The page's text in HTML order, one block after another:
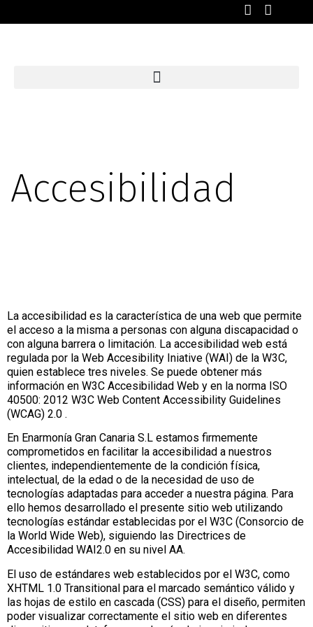
Accesibilidad
La accesibilidad es la característica de una web que permite
el acceso a la misma a personas con alguna discapacidad o
con alguna barrera o limitación. La accesibilidad web está
regulada por la Web Accesibility Iniative (WAI) de la W3C,
quien establece tres niveles. Se puede obtener más
información en W3C Accesibilidad Web y en la norma ISO
40500: 2012 W3C Web Content Accessibility Guidelines
(WCAG) 2.0 .
En Enarmonía Gran Canaria S.L estamos firmemente
comprometidos en facilitar la accesibilidad a nuestros
clientes, independientemente de la condición física,
intelectual, de la edad o de la necesidad de uso de
tecnologías adaptadas para acceder a nuestra página. Para
ello hemos desarrollado el presente sitio web utilizando
tecnologías estándar establecidas por el W3C (Consorcio de
la World Wide Web), siguiendo las Directrices de
Accesibilidad WAI2.0 en su nivel AA.
El uso de estándares web establecidos por el W3C, como
XHTML 1.0 Transitional para el marcado semántico válido y
las hojas de estilo en cascada (CSS) para el diseño, permiten
poder visualizar correctamente el sitio web en diferentes